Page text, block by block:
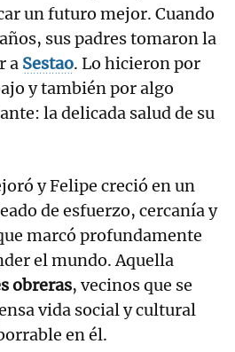
un futuro mejor. Cuando
sus padres tomaron la
a Sestao. Lo hicieron por
y también por algo
la delicada salud de su
y Felipe creció en un
de esfuerzo, cercanía y
marcó profundamente
el mundo. Aquella
obreras, vecinos que se
vida social y cultural
en él.